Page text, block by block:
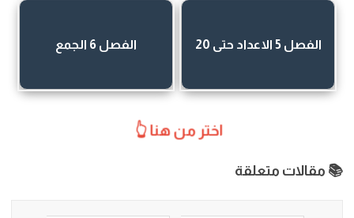
الفصل 5 الاعداد حتى 20 الفصل 6 الجمع
اختر من هنا 👆
📚 مقالات متعلقة